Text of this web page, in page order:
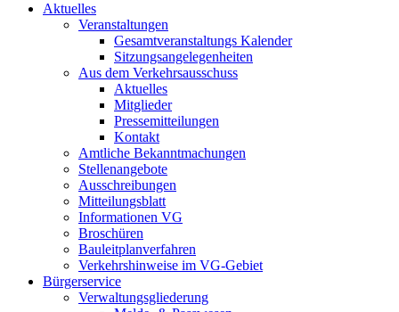
Aktuelles
Veranstaltungen
Gesamtveranstaltungs Kalender
Sitzungsangelegenheiten
Aus dem Verkehrsausschuss
Aktuelles
Mitglieder
Pressemitteilungen
Kontakt
Amtliche Bekanntmachungen
Stellenangebote
Ausschreibungen
Mitteilungsblatt
Informationen VG
Broschüren
Bauleitplanverfahren
Verkehrshinweise im VG-Gebiet
Bürgerservice
Verwaltungsgliederung